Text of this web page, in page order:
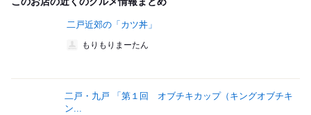
二戸近郊の「カツ丼」
もりもりまーたん
二戸・九戸 「第１回 オブチキカップ（キングオブチキ
ン...